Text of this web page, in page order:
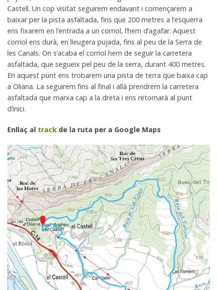
Castell. Un cop visitat seguirem endavant i començarem a
baixar per la pista asfaltada, fins que 200 metres a l’esquerra
ens fixarem en l’entrada a un corriol, l’hem d’agafar. Aquest
corriol ens durà, en lleugera pujada, fins al peu de la Serra de
les Canals. On s’acaba el corriol hem de seguir la carretera
asfaltada, que segueix pel peu de la serra, durant 400 metres.
En aquest punt ens trobarem una pista de terra que baixa cap
a Oliana. La seguirem fins al final i allà prendrem la carretera
asfaltada que marxa cap a la dreta i ens retornarà al punt
d’inici.
Enllaç al track de la ruta per a Google Maps